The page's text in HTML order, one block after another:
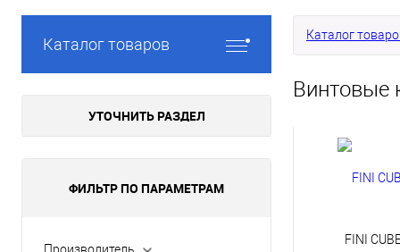
Каталог товаров
УТОЧНИТЬ РАЗДЕЛ
ФИЛЬТР ПО ПАРАМЕТРАМ
Производитель
Каталог
Винтовые
FINI